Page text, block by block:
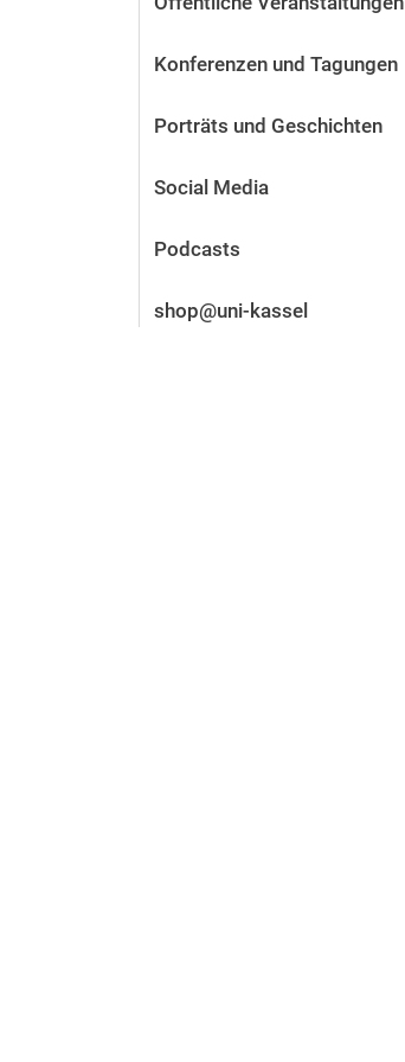
Stellenangebote
Alum­ni und Freunde
Kontakt und Standorte
Konferenzen und Tagungen
Porträts und Geschichten
Social Media
Podcasts
shop@uni-kassel